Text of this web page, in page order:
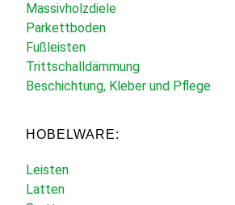
Massivholzdiele
Parkettboden
Fußleisten
Trittschalldämmung
Beschichtung, Kleber und Pflege
HOBELWARE:
Leisten
Latten